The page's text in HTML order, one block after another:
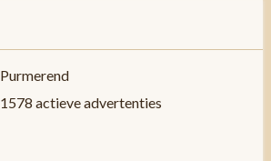
Purmerend
1578 actieve advertenties